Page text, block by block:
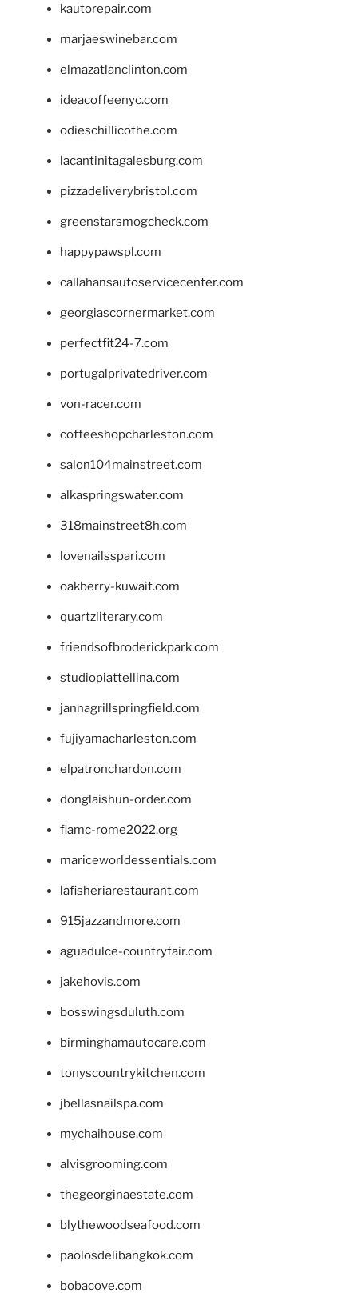
kautorepair.com
marjaeswinebar.com
elmazatlanclinton.com
ideacoffeenyc.com
odieschillicothe.com
lacantinitagalesburg.com
pizzadeliverybristol.com
greenstarsmogcheck.com
happypawspl.com
callahansautoservicecenter.com
georgiascornermarket.com
perfectfit24-7.com
portugalprivatedriver.com
von-racer.com
coffeeshopcharleston.com
salon104mainstreet.com
alkaspringswater.com
318mainstreet8h.com
lovenailsspari.com
oakberry-kuwait.com
quartzliterary.com
friendsofbroderickpark.com
studiopiattellina.com
jannagrillspringfield.com
fujiyamacharleston.com
elpatronchardon.com
donglaishun-order.com
fiamc-rome2022.org
mariceworldessentials.com
lafisheriarestaurant.com
915jazzandmore.com
aguadulce-countryfair.com
jakehovis.com
bosswingsduluth.com
birminghamautocare.com
tonyscountrykitchen.com
jbellasnailspa.com
mychaihouse.com
alvisgrooming.com
thegeorginaestate.com
blythewoodseafood.com
paolosdelibangkok.com
bobacove.com